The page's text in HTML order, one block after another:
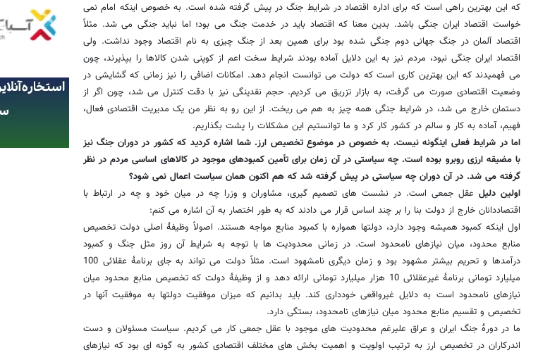
که این بهترین راهی است که برای اداره اقتصاد در شرایط جنگ در پیش گرفته شده است. به خصوص اینکه امام نمی
خواست اقتصاد ایران جنگی باشد. بدین معنا که اقتصاد باید در خدمت جنگ می بود؛ اما نباید جنگی می شد. مثلاً
اقتصاد آلمان در جنگ جهانی دوم جنگی شده بود برای همین بعد از جنگ چیزی به نام اقتصاد وجود نداشت. ولی
اقتصاد ایران جنگی نبود، مردم نیز به این دلایل آماده بودند شرایط سخت اعم از کوپنی شدن کالاها را بپذیرند، چون
می فهمیدند که این بهترین کاری است که دولت می توانست انجام دهد. امکانات اضافی را نیز زمانی که گشایشی در
وضعیت اقتصادی صورت می گرفت، به بازار تزریق می کردیم. حجم نقدینگی نیز با دقت کنترل می شد، چون اگر از
دستمان خارج می شد، در شرایط جنگی همه چیز به هم می ریخت. از این رو به نظر من یک مدیریت اقتصادی فعال،
فهیم، آماده به کار و سالم در کشور کار کرد و ما توانستیم این مشکلات را پشت بگذاریم.
اما در شرایط فعلی اینگونه نیست. به خصوص در موضوع تخصیص ارز. شما اشاره کردید که کشور در دوران جنگ نیز
با مضیقه ارزی روبرو بوده است. چه سیاستی در آن زمان برای تأمین کمبودهای موجود در کالاهای اساسی مردم در نظر
گرفته می شد. در آن دوران چه سیاستی در پیش گرفته شد که هم اکنون همان سیاست اعمال نمی شود؟
اولین دلیل عقل جمعی است. در نشست های تصمیم گیری، مشاوران و وزرا چه در میان خود و چه در ارتباط با
اقتصاددانان خارج از دولت بنا را بر چند اساس قرار می دادند که به طور اختصار به آن اشاره می کنم:
اول اینکه کمبود همیشه وجود دارد، دولتها همواره با کمبود منابع مواجه هستند. اصولاً وظیفۀ اصلی دولت تخصیص
منابع محدود، میان نیازهای نامحدود است. در زمانی محدودیت ها با توجه به شرایط آن روز مثل جنگ و کمبود
درآمدها و تحریم بیشتر مشهود بود و زمان دیگری نامشهود است. مثلاً دولت می تواند به جای برنامۀ عقلائی 100
میلیارد تومانی برنامۀ غیرعقلائی 10 هزار میلیارد تومانی ارائه دهد و از وظیفۀ دولت که تخصیص منابع محدود میان
نیازهای نامحدود است به دلایل غیرواقعی خودداری کند. باید بدانیم که میزان موفقیت دولتها به موفقیت آنها در
تخصیص و تقسیم منابع محدود میان نیازهای نامحدود، بستگی دارد.
ما در دورۀ جنگ ایران و عراق علیرغم محدودیت های موجود با عقل جمعی کار می کردیم. سیاست مسئولان و دست
اندرکاران در تخصیص ارز به ترتیب اولویت و اهمیت بخش های مختلف اقتصادی کشور به گونه ای بود که نیازهای